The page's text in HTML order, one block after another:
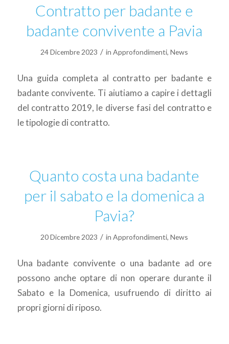
Contratto per badante e
badante convivente a Pavia
24 Dicembre 2023 / inApprofondimenti,News
Una guida completa al contratto per badante e
badante convivente. Ti aiutiamo a capire i dettagli
del contratto 2019, le diverse fasi del contratto e
le tipologie di contratto.
Quanto costa una badante
per il sabato e la domenica a
Pavia?
20 Dicembre 2023 / inApprofondimenti,News
Una badante convivente o una badante ad ore
possono anche optare di non operare durante il
Sabato e la Domenica, usufruendo di diritto ai
propri giorni di riposo.